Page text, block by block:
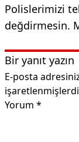
Polislerimizi
değdirmesin.
Bir yanıt yazın
E-posta
Yorum *